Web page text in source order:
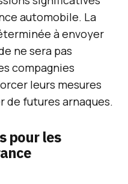
automobile. La
à envoyer
ne sera pas
compagnies
leurs mesures
de futures arnaques.
pour les